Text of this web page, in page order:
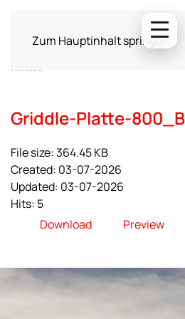
Zum Hauptinhalt springen
Griddle-Platte-
File size: 364.45 KB
Created: 03-07-2026
Updated: 03-07-2026
Hits: 5
Download
Preview